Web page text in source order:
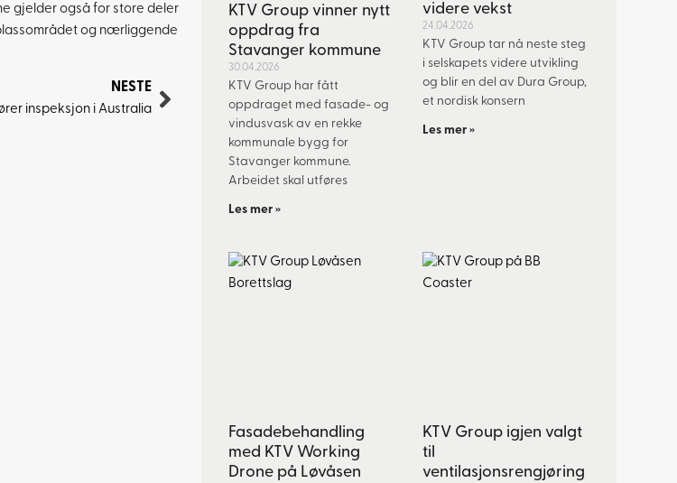
gjelder også for store deler
og nærliggende
NESTE
inspeksjon i Australia
KTV Group vinner nytt
oppdrag fra
Stavanger kommune
30.04.2026
KTV Group har fått
oppdraget med fasade- og
vindusvask av en rekke
kommunale bygg for
Stavanger kommune.
Arbeidet skal utføres
Les mer »
videre vekst
24.04.2026
KTV Group tar nå neste steg
i selskapets videre utvikling
og blir en del av Dura Group,
et nordisk konsern
Les mer »
Fasadebehandling
med KTV Working
Drone på Løvåsen
KTV Group igjen valgt
til
ventilasjonsrengjøring